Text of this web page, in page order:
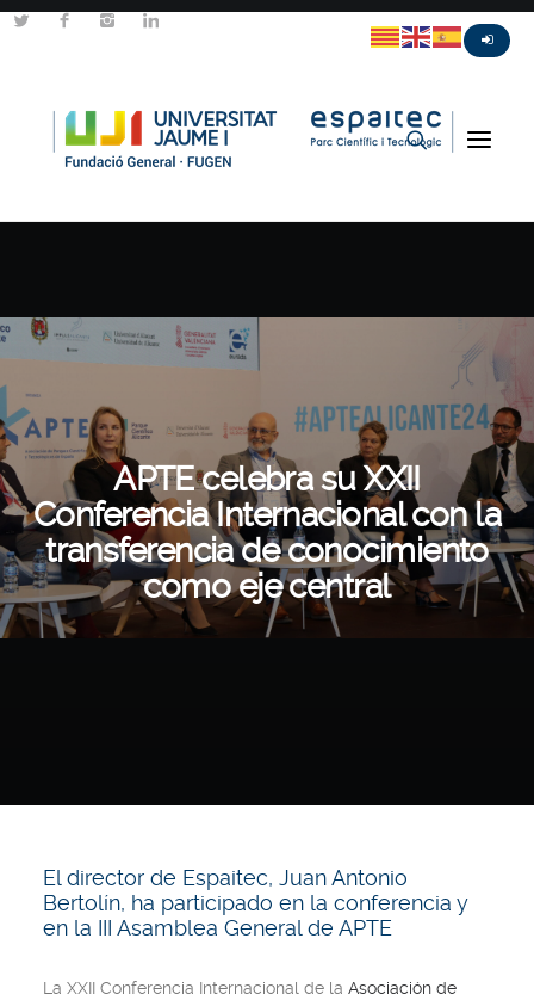
APTE celebra su XXII
Conferencia Internacional con la
transferencia de conocimiento
como eje central
El director de Espaitec, Juan Antonio
Bertolín, ha participado en la conferencia y
en la III Asamblea General de APTE
La XXII Conferencia Internacional de la Asociación de